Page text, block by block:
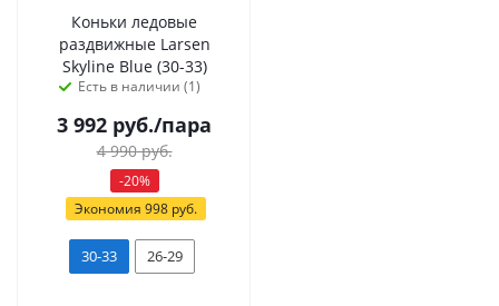
Коньки ледовые
раздвижные Larsen
Skyline Blue (30-33)
Есть в наличии (1)
3 992 руб./пара
4 990руб.
-20%
Экономия 998 руб.
30-33 26-29